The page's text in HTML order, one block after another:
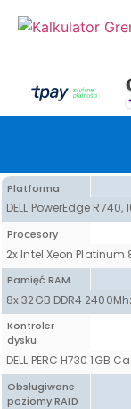
Platforma
DELL PowerEdge R740,
Procesory
2x Intel Xeon Platinum
Pamięć RAM
8x 32GB DDR4
Kontroler
dysku
DELL PERC H730 1GB
Obsługiwane
poziomy RAID